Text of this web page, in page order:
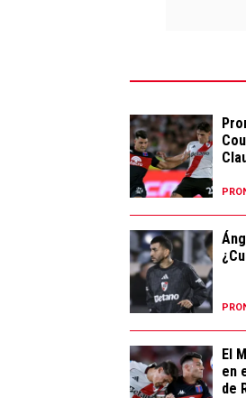
El
en
de